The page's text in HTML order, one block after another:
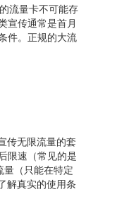
流量卡不可能存
宣传通常是首月
件。正规的大流
传无限流量的套
限速（常见的是
（只能在特定
解真实的使用条